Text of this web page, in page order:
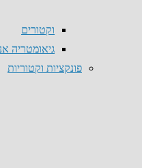
וקטורים
גיאומטריה
פונקציות וקטוריות